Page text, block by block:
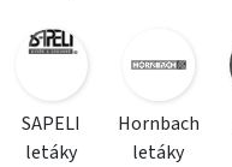
SAPELI
letáky
Hornbach
letáky